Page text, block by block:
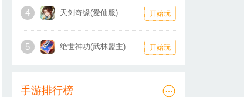
4 天剑奇缘(爱仙服) 开始玩
5 绝世神功(武林盟主) 开始玩
手游排行榜